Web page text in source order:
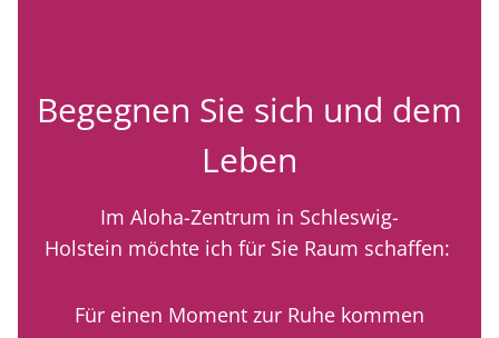
Begegnen Sie sich und dem
Leben
Im Aloha-Zentrum in Schleswig-
Holstein möchte ich für Sie Raum schaffen:
Für einen Moment zur Ruhe kommen